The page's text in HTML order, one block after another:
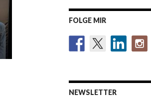
FOLGE MIR
NEWSLETTER